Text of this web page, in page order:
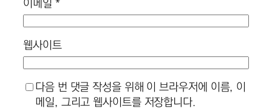
이메일 *
웹사이트
다음 번 댓글 작성을 위해 이 브라우저에 이름, 이
메일, 그리고 웹사이트를 저장합니다.